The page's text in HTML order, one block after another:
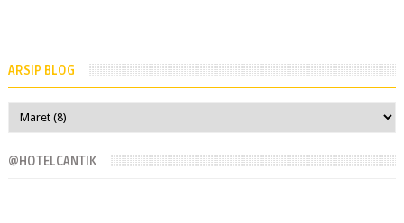
ARSIP BLOG
@HOTELCANTIK